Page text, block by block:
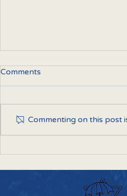
Comments
Commenting on this post